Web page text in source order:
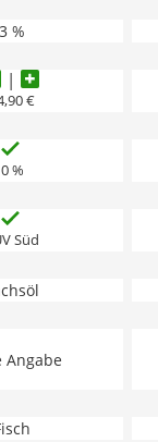
3 %
€
0 %
Süd
Angabe